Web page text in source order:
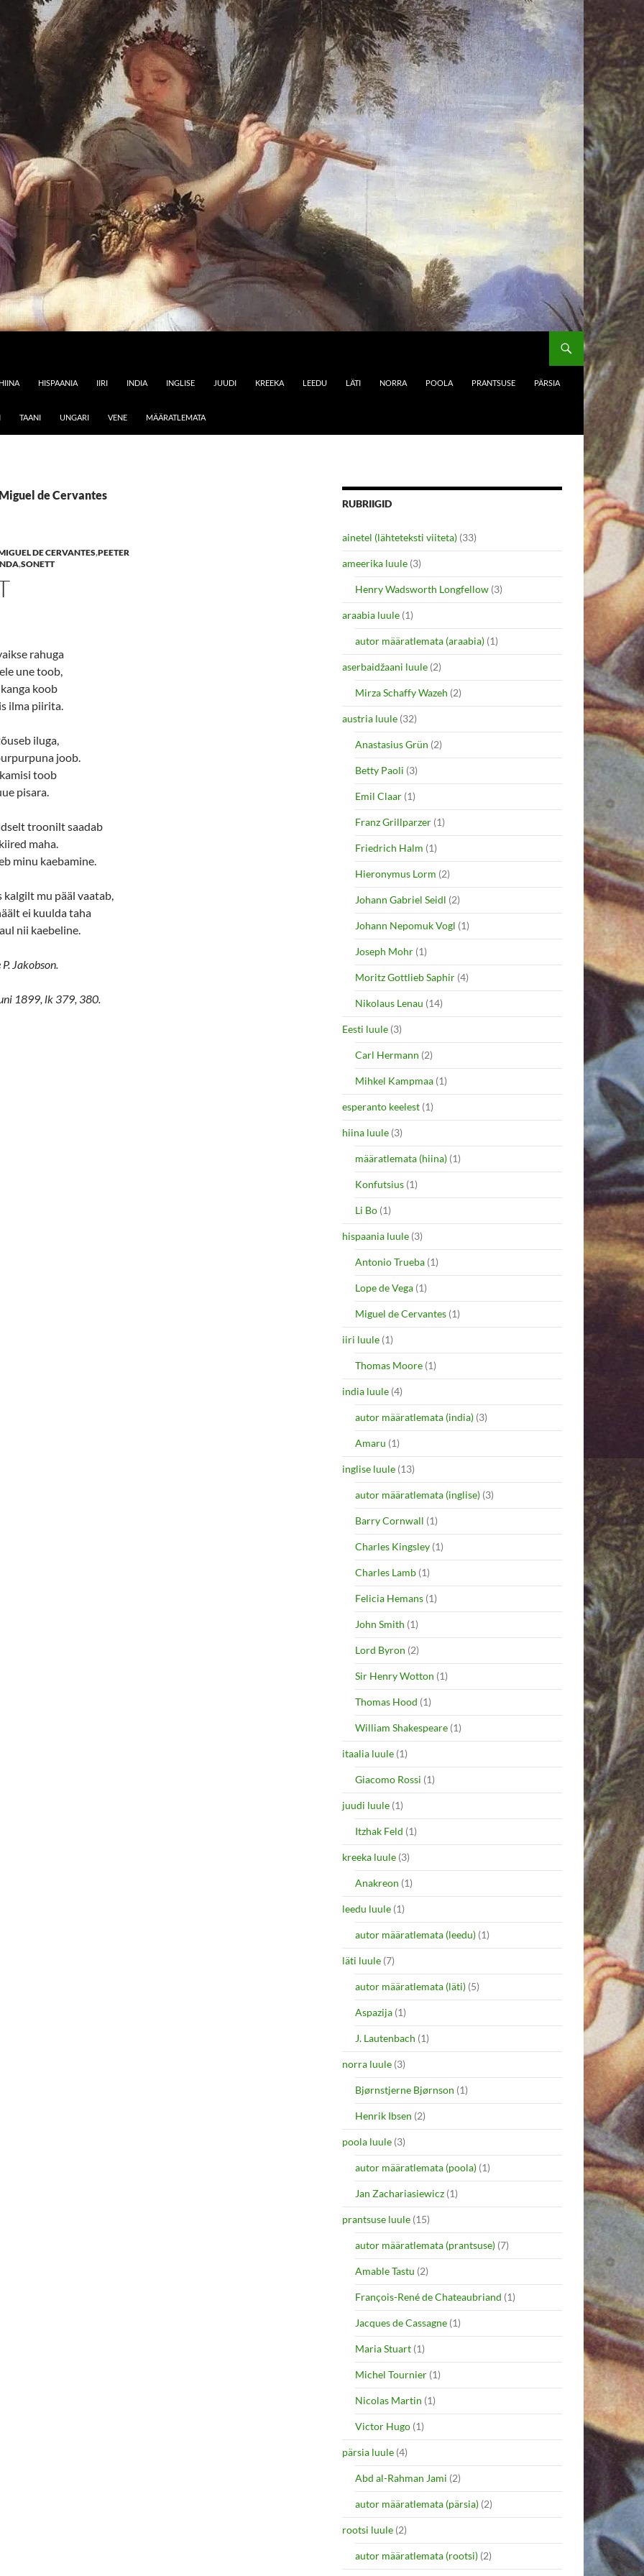
HIINA HISPAANIA IIRI INDIA INGLISE JUUDI KREEKA LEEDU LÄTI NORRA POOLA PRANTSUSE PÄRSIA
TAANI UNGARI VENE MÄÄRATLEMATA
de Cervantes
DE CERVANTES,PEETER
,SONETT
rahuga
une toob,
koob
ilma piirita.
iluga,
joob.
toob
pisara.
troonilt saadab
maha.
minu kaebamine.
kalgilt mu pääl vaatab,
ei kuulda taha
nii kaebeline.
Jakobson.
1899, lk 379, 380.
RUBRIIGID
ainetel (lähteteksti viiteta) (33)
ameerika luule (3)
Henry Wadsworth Longfellow (3)
araabia luule (1)
autor määratlemata (araabia) (1)
aserbaidžaani luule (2)
Mirza Schaffy Wazeh (2)
austria luule (32)
Anastasius Grün (2)
Betty Paoli (3)
Emil Claar (1)
Franz Grillparzer (1)
Friedrich Halm (1)
Hieronymus Lorm (2)
Johann Gabriel Seidl (2)
Johann Nepomuk Vogl (1)
Joseph Mohr (1)
Moritz Gottlieb Saphir (4)
Nikolaus Lenau (14)
Eesti luule (3)
Carl Hermann (2)
Mihkel Kampmaa (1)
esperanto keelest (1)
hiina luule (3)
määratlemata (hiina) (1)
Konfutsius (1)
Li Bo (1)
hispaania luule (3)
Antonio Trueba (1)
Lope de Vega (1)
Miguel de Cervantes (1)
iiri luule (1)
Thomas Moore (1)
india luule (4)
autor määratlemata (india) (3)
Amaru (1)
inglise luule (13)
autor määratlemata (inglise) (3)
Barry Cornwall (1)
Charles Kingsley (1)
Charles Lamb (1)
Felicia Hemans (1)
John Smith (1)
Lord Byron (2)
Sir Henry Wotton (1)
Thomas Hood (1)
William Shakespeare (1)
itaalia luule (1)
Giacomo Rossi (1)
juudi luule (1)
Itzhak Feld (1)
kreeka luule (3)
Anakreon (1)
leedu luule (1)
autor määratlemata (leedu) (1)
läti luule (7)
autor määratlemata (läti) (5)
Aspazija (1)
J. Lautenbach (1)
norra luule (3)
Bjørnstjerne Bjørnson (1)
Henrik Ibsen (2)
poola luule (3)
autor määratlemata (poola) (1)
Jan Zachariasiewicz (1)
prantsuse luule (15)
autor määratlemata (prantsuse) (7)
Amable Tastu (2)
François-René de Chateaubriand (1)
Jacques de Cassagne (1)
Maria Stuart (1)
Michel Tournier (1)
Nicolas Martin (1)
Victor Hugo (1)
pärsia luule (4)
Abd al-Rahman Jami (2)
autor määratlemata (pärsia) (2)
rootsi luule (2)
autor määratlemata (rootsi) (2)